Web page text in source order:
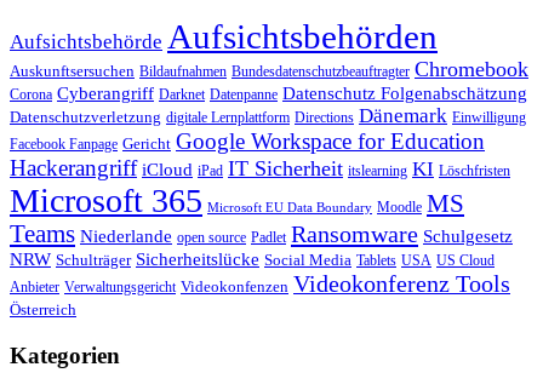
Aufsichtsbehörde Aufsichtsbehörden
Auskunftsersuchen Bildaufnahmen Bundesdatenschutzbeauftragter Chromebook
Corona Cyberangriff Darknet Datenpanne Datenschutz Folgenabschätzung
Datenschutzverletzung digitale Lernplattform Directions Dänemark Einwilligung
Facebook Fanpage Gericht Google Workspace for Education
Hackerangriff iCloud iPad IT Sicherheit itslearning KI Löschfristen
Microsoft 365 Microsoft EU Data Boundary Moodle MS
Teams Niederlande open source Padlet Ransomware Schulgesetz
NRW Schulträger Sicherheitslücke Social Media Tablets USA US Cloud
Anbieter Verwaltungsgericht Videokonfenzen Videokonferenz Tools
Österreich
Kategorien